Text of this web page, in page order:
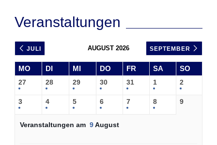
Veranstaltungen
JULI AUGUST 2026 SEPTEMBER
MO DI MI DO FR SA SO
27 28 29 30 31 1 2
3 4 5 6 7 8 9
Veranstaltungen am 9August